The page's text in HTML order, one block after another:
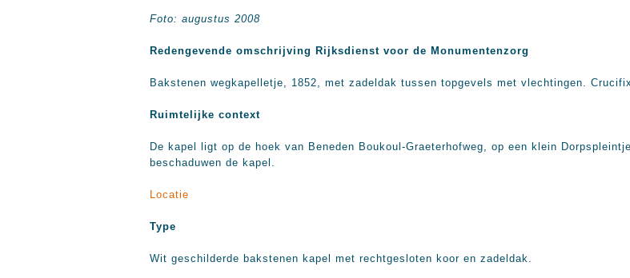
Foto: augustus 2008
Redengevende omschrijving Rijksdienst voor de Monumentenzorg
Bakstenen wegkapelletje, 1852, met zadeldak tussen topgevels met vlechtingen.
Ruimtelijke context
De kapel ligt op de hoek van Beneden Boukoul-Graeterhofweg, op een klein
beschaduwen de kapel.
Locatie
Type
Wit geschilderde bakstenen kapel met rechtgesloten koor en zadeldak.